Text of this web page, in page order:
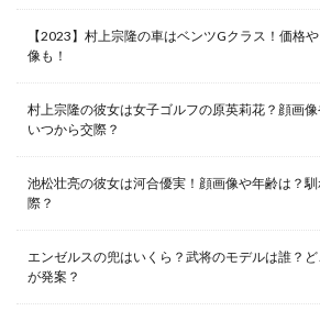
【2023】村上宗隆の車はベンツGクラス！価格
像も！
村上宗隆の彼女は女子ゴルフの原英莉花？顔画
いつから交際？
池松壮亮の彼女は河合優実！顔画像や年齢は？
際？
エンゼルスの兜はいくら？武将のモデルは誰？
が発案？